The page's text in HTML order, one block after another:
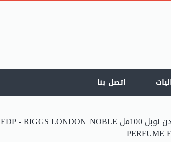
اتصل بنا
عطر ركس لندن نوبل 100مل EDP - RIGGS LONDON NOBLE
PERFUME